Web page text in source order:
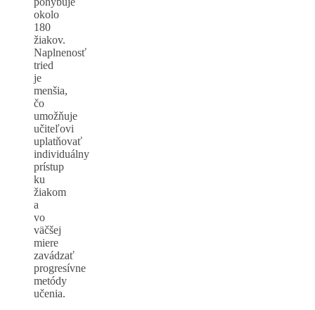
okolo
180
žiakov.
Naplnenosť
tried
je
menšia,
čo
umožňuje
učiteľovi
uplatňovať
individuálny
prístup
ku
žiakom
a
vo
väčšej
miere
zavádzať
progresívne
metódy
učenia.